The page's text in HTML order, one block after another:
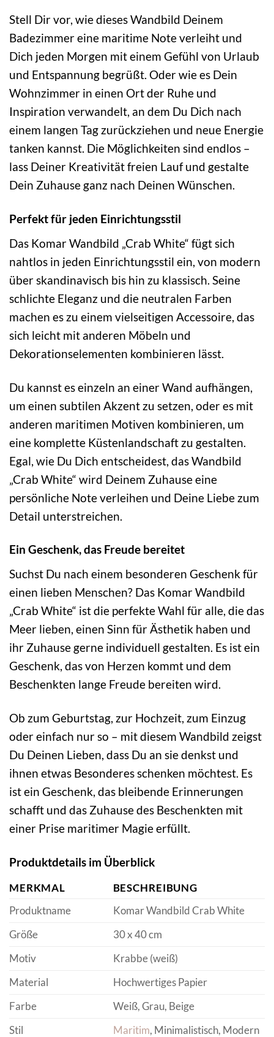
Stell Dir vor, wie dieses Wandbild Deinem
Badezimmer eine maritime Note verleiht und
Dich jeden Morgen mit einem Gefühl von Urlaub
und Entspannung begrüßt. Oder wie es Dein
Wohnzimmer in einen Ort der Ruhe und
Inspiration verwandelt, an dem Du Dich nach
einem langen Tag zurückziehen und neue Energie
tanken kannst. Die Möglichkeiten sind endlos –
lass Deiner Kreativität freien Lauf und gestalte
Dein Zuhause ganz nach Deinen Wünschen.
Perfekt für jeden Einrichtungsstil
Das Komar Wandbild „Crab White“ fügt sich
nahtlos in jeden Einrichtungsstil ein, von modern
über skandinavisch bis hin zu klassisch. Seine
schlichte Eleganz und die neutralen Farben
machen es zu einem vielseitigen Accessoire, das
sich leicht mit anderen Möbeln und
Dekorationselementen kombinieren lässt.
Du kannst es einzeln an einer Wand aufhängen,
um einen subtilen Akzent zu setzen, oder es mit
anderen maritimen Motiven kombinieren, um
eine komplette Küstenlandschaft zu gestalten.
Egal, wie Du Dich entscheidest, das Wandbild
„Crab White“ wird Deinem Zuhause eine
persönliche Note verleihen und Deine Liebe zum
Detail unterstreichen.
Ein Geschenk, das Freude bereitet
Suchst Du nach einem besonderen Geschenk für
einen lieben Menschen? Das Komar Wandbild
„Crab White“ ist die perfekte Wahl für alle, die das
Meer lieben, einen Sinn für Ästhetik haben und
ihr Zuhause gerne individuell gestalten. Es ist ein
Geschenk, das von Herzen kommt und dem
Beschenkten lange Freude bereiten wird.
Ob zum Geburtstag, zur Hochzeit, zum Einzug
oder einfach nur so – mit diesem Wandbild zeigst
Du Deinen Lieben, dass Du an sie denkst und
ihnen etwas Besonderes schenken möchtest. Es
ist ein Geschenk, das bleibende Erinnerungen
schafft und das Zuhause des Beschenkten mit
einer Prise maritimer Magie erfüllt.
Produktdetails im Überblick
MERKMAL
BESCHREIBUNG
Produktname
Komar Wandbild Crab White
Größe
30 x 40 cm
Motiv
Krabbe (weiß)
Material
Hochwertiges Papier
Farbe
Weiß, Grau, Beige
Stil
Maritim, Minimalistisch, Modern